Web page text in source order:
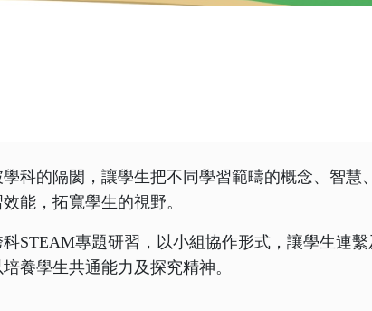
科的隔閡，讓學生把不同學習範疇的概念、智慧
能，拓寬學生的視野。
STEAM專題研習，以小組協作形式，讓學生連
養學生共通能力及探究精神。